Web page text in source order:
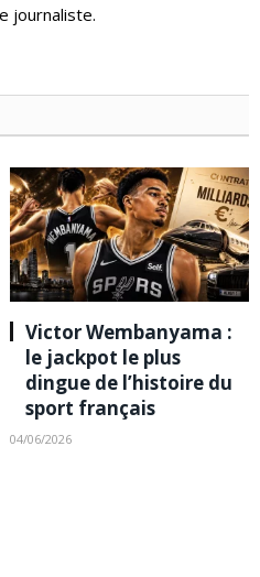
journaliste.
Victor Wembanyama :
le jackpot le plus
dingue de l’histoire du
sport français
04/06/2026